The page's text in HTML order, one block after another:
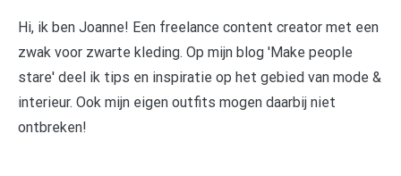
Hi, ik ben Joanne! Een freelance content creator met een
zwak voor zwarte kleding. Op mijn blog 'Make people
stare' deel ik tips en inspiratie op het gebied van mode &
interieur. Ook mijn eigen outfits mogen daarbij niet
ontbreken!